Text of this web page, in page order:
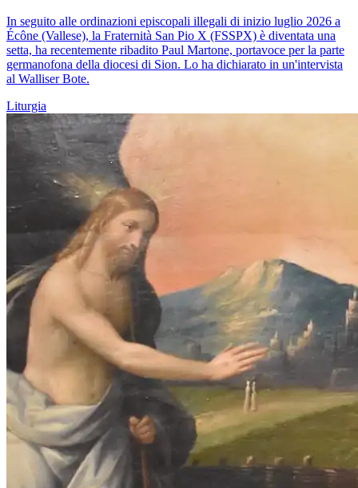
In seguito alle ordinazioni episcopali illegali di inizio luglio 2026 a
Écône (Vallese), la Fraternità San Pio X (FSSPX) è diventata una
setta, ha recentemente ribadito Paul Martone, portavoce per la parte
germanofona della diocesi di Sion. Lo ha dichiarato in un'intervista
al Walliser Bote.
Liturgia